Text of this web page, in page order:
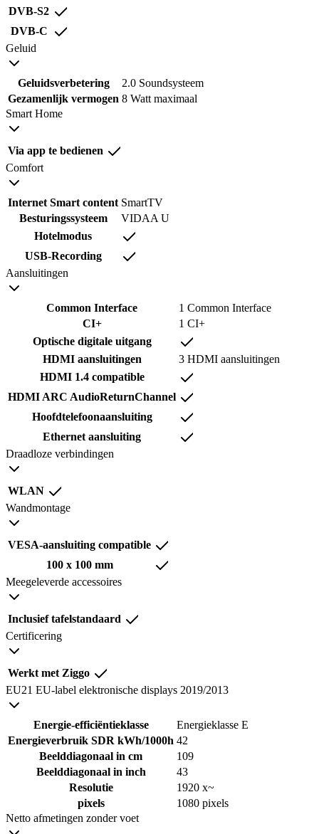
DVB-S2
DVB-C
Geluid
Geluidsverbetering
2.0 Soundsysteem
Gezamenlijk vermogen 8 Watt maximaal
Smart Home
Via app te bedienen
Comfort
Internet Smart content SmartTV
Besturingssysteem
VIDAA U
Hotelmodus
USB-Recording
Aansluitingen
Common Interface
1 Common Interface
CI+
1 CI+
Optische digitale uitgang
HDMI aansluitingen
3 HDMI aansluitingen
HDMI 1.4 compatible
HDMI ARC AudioReturnChannel
Hoofdtelefoonaansluiting
Ethernet aansluiting
Draadloze verbindingen
WLAN
Wandmontage
VESA-aansluiting compatible
100 x 100 mm
Meegeleverde accessoires
Inclusief tafelstandaard
Certificering
Werkt met Ziggo
EU21 EU-label elektronische displays 2019/2013
Energie-efficiëntieklasse
Energieklasse E
Energieverbruik SDR kWh/1000h 42
Beelddiagonaal in cm
109
Beelddiagonaal in inch
43
Resolutie
1920 x~
pixels
1080 pixels
Netto afmetingen zonder voet